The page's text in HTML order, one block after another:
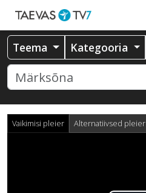
Teema Kategooria
Vaikimisi pleier Alternatiivsed pleier